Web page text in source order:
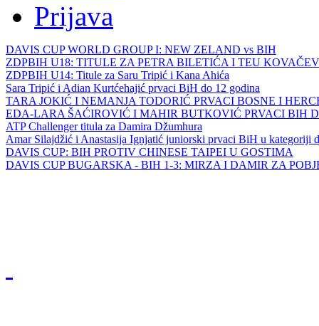
Prijava
DAVIS CUP WORLD GROUP I: NEW ZELAND vs BIH
ZDPBIH U18: TITULE ZA PETRA BILETIĆA I TEU
ZDPBIH U14: Titule za Saru Tripić i Kana Ahića
Sara Tripić i Adian Kurtćehajić prvaci BiH do 12 godina
TARA JOKIĆ I NEMANJA TODORIĆ PRVACI BOSNE I
EDA-LARA ŠAĆIROVIĆ I MAHIR BUTKOVIĆ PRVACI BIH
ATP Challenger titula za Damira Džumhura
Amar Silajdžić i Anastasija Ignjatić juniorski prvaci BiH u kategoriji
DAVIS CUP: BIH PROTIV CHINESE TAIPEI U GOSTIMA
DAVIS CUP BUGARSKA - BIH 1-3: MIRZA I DAMIR ZA